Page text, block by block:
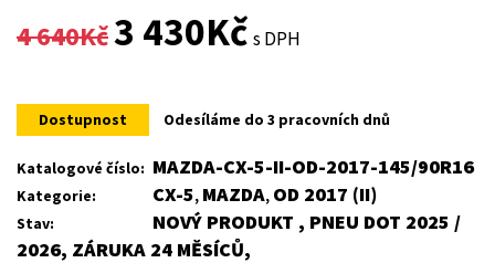
4 640Kč
Original
was:
4
640Kč.
3 430KčCurrent
is:
3
430Kč.
s DPH
Dostupnost Odesíláme do 3 pracovních dnů
Katalogové číslo: MAZDA-CX-5-II-OD-2017-145/90R16
Kategorie: CX-5, MAZDA, OD 2017 (II)
Stav:
NOVÝ PRODUKT , PNEU DOT 2025 /
2026, ZÁRUKA 24 MĚSÍCŮ,